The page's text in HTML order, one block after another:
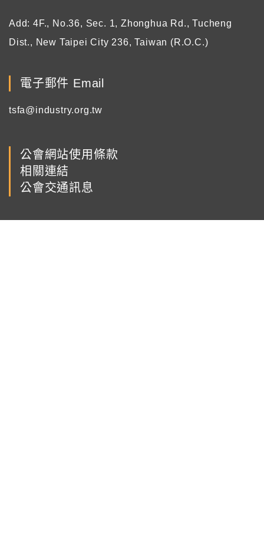
Add: 4F., No.36, Sec. 1, Zhonghua Rd., Tucheng
Dist., New Taipei City 236, Taiwan (R.O.C.)
電子郵件 Email
tsfa@industry.org.tw
公會網站使用條款
相關連結
公會交通訊息